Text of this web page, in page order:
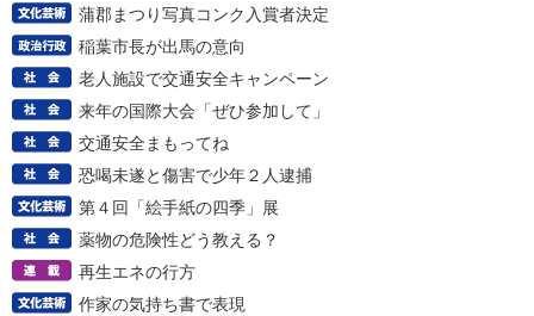
蒲郡まつり写真コンク入賞者決定
稲葉市長が出馬の意向
老人施設で交通安全キャンペーン
来年の国際大会「ぜひ参加して」
交通安全まもってね
恐喝未遂と傷害で少年２人逮捕
第４回「絵手紙の四季」展
薬物の危険性どう教える？
再生エネの行方
作家の気持ち書で表現